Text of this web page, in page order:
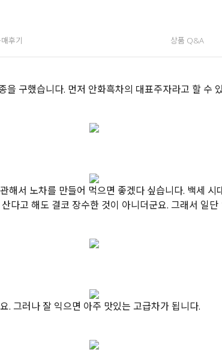
후기 상품 Q&A
구했습니다. 먼저 안화흑차의 대표주자라고 할 수
서 노차를 만들어 먹으면 좋겠다 싶습니다. 백세
다고 해도 결코 장수한 것이 아니더군요. 그래서 일
. 그러나 잘 익으면 아주 맛있는 고급차가 됩니다.